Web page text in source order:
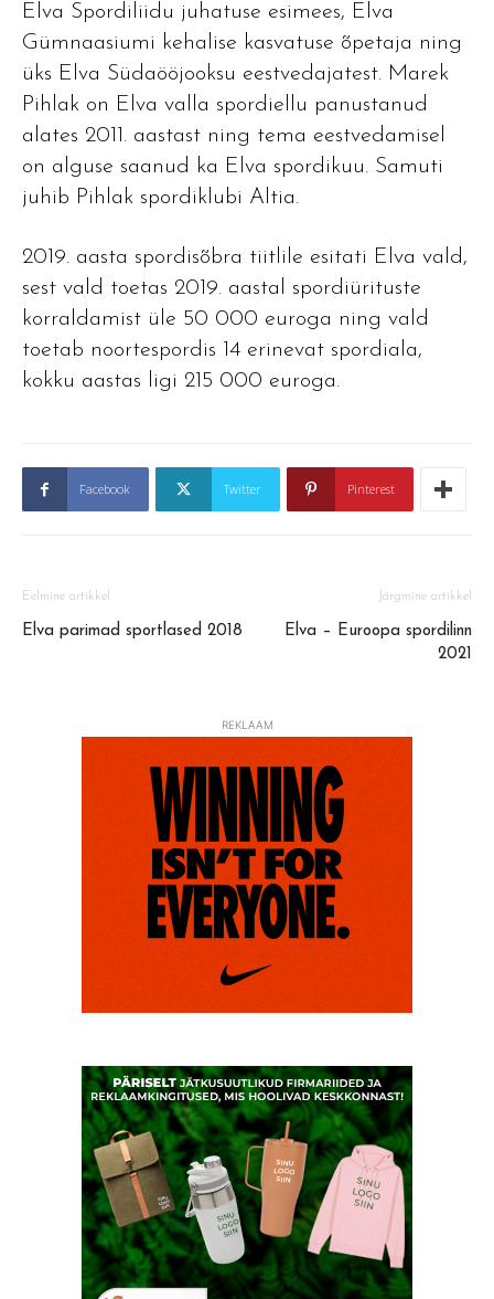
Elva Spordiliidu juhatuse esimees, Elva
Gümnaasiumi kehalise kasvatuse õpetaja ning
üks Elva Südaööjooksu eestvedajatest. Marek
Pihlak on Elva valla spordiellu panustanud
alates 2011. aastast ning tema eestvedamisel
on alguse saanud ka Elva spordikuu. Samuti
juhib Pihlak spordiklubi Altia.
2019. aasta spordisõbra tiitlile esitati Elva vald,
sest vald toetas 2019. aastal spordiürituste
korraldamist üle 50 000 euroga ning vald
toetab noortespordis 14 erinevat spordiala,
kokku aastas ligi 215 000 euroga.
Facebook Twitter Pinterest
Eelmine artikkel
Elva parimad sportlased 2018
Järgmine artikkel
Elva – Euroopa spordilinn
2021
REKLAAM